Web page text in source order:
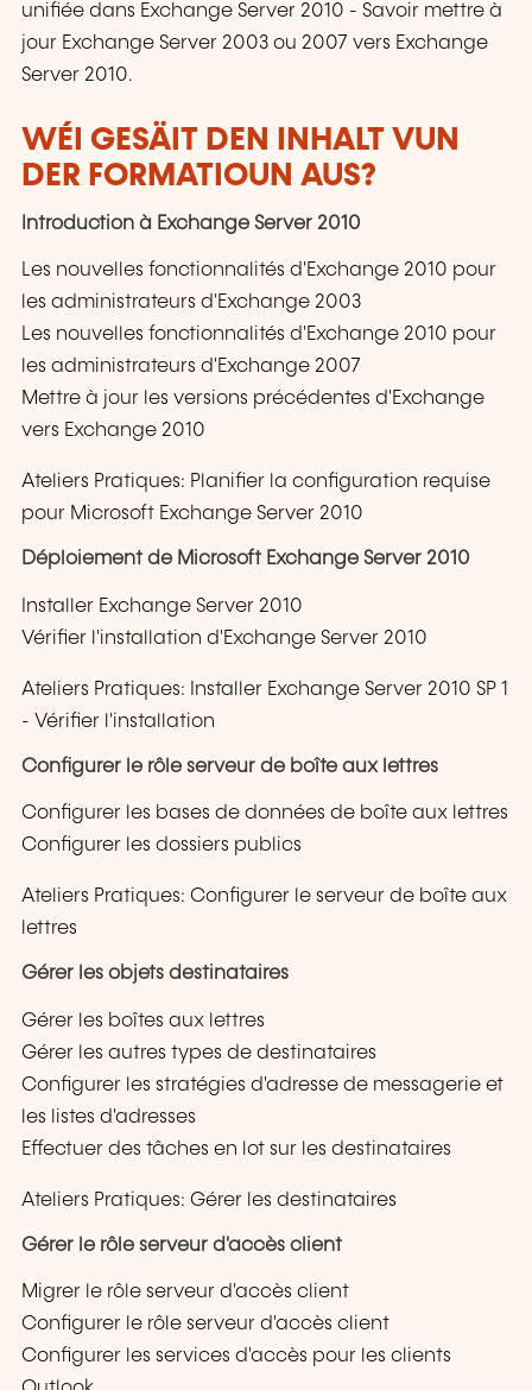
unifiée dans Exchange Server 2010 - Savoir mettre à
jour Exchange Server 2003 ou 2007 vers Exchange
Server 2010.
WÉI GESÄIT DEN INHALT VUN
DER FORMATIOUN AUS?
Introduction à Exchange Server 2010
Les nouvelles fonctionnalités d'Exchange 2010 pour
les administrateurs d'Exchange 2003
Les nouvelles fonctionnalités d'Exchange 2010 pour
les administrateurs d'Exchange 2007
Mettre à jour les versions précédentes d'Exchange
vers Exchange 2010
Ateliers Pratiques: Planifier la configuration requise
pour Microsoft Exchange Server 2010
Déploiement de Microsoft Exchange Server 2010
Installer Exchange Server 2010
Vérifier l'installation d'Exchange Server 2010
Ateliers Pratiques: Installer Exchange Server 2010 SP 1
- Vérifier l'installation
Configurer le rôle serveur de boîte aux lettres
Configurer les bases de données de boîte aux lettres
Configurer les dossiers publics
Ateliers Pratiques: Configurer le serveur de boîte aux
lettres
Gérer les objets destinataires
Gérer les boîtes aux lettres
Gérer les autres types de destinataires
Configurer les stratégies d'adresse de messagerie et
les listes d'adresses
Effectuer des tâches en lot sur les destinataires
Ateliers Pratiques: Gérer les destinataires
Gérer le rôle serveur d'accès client
Migrer le rôle serveur d'accès client
Configurer le rôle serveur d'accès client
Configurer les services d'accès pour les clients